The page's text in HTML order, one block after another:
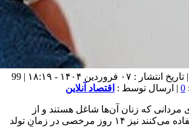
شناسه خبر : 49751 | تاریخ انتشار : ۰۷ فروردین ۱۴۰۴ - ۱۸:۱۹ | 99
0 | ارسال توسط : اقتصاد آنلاین
مردانی که زنان آن‌ها شاغل هستند و از
مرخصیِ زایمان استفاده می‌کنند نیز ۱۴ روز مرخصی در زمان تولد